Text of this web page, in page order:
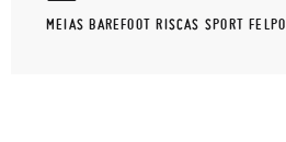
MEIAS BAREFOOT RISCAS SPORT FELPO